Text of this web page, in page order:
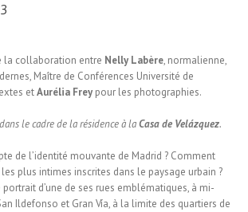
la collaboration entre Nelly Labère, nor­malienne,
Maître de Conférences Université de
etAurélia Frey pour les photographies.
le cadre de la résidence à laCasa de Velázquez.
de l’identité mouvante de Madrid ? Comment
plus intimes inscrites dans le paysage urbain ?
d’une de ses rues emblématiques, à mi-
Ildefonso et Gran Vía, à la limite des quartiers de